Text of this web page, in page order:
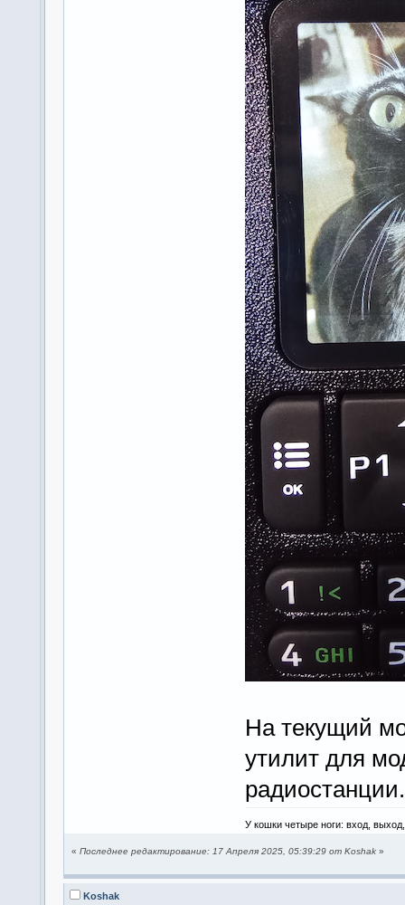
На текущий
утилит для
У кошки четыре ноги: вход,
« Последнее редактирование: 17 Апреля 2025, 05:39:29 от Koshak »
Koshak